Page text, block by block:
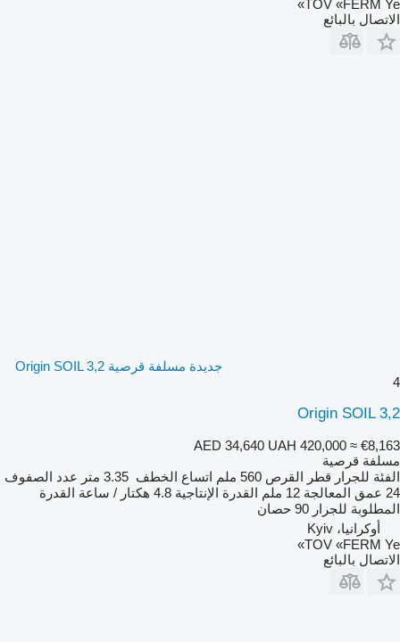
TOV «FERM Ye»
الاتصال بالبائع
جديدة مسلفة قرصية Origin SOIL 3,2
4
Origin SOIL 3,2
AED 34,640 UAH 420,000 ≈ €8,163
مسلفة قرصية
الفئة للجرار قطر القرص 560 ملم اتساع الخطف 3.35 متر
عدد الصفوف
24 عمق المعالجة 12 ملم القدرة الإنتاجية 4.8 هكتار / ساعة
القدرة
المطلوبة للجرار 90 حصان
أوكرانيا، Kyiv
TOV «FERM Ye»
الاتصال بالبائع